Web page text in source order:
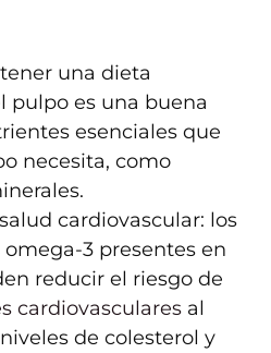
una dieta
pulpo es una buena
esenciales que
necesita, como
cardiovascular: los
omega-3 presentes en
reducir el riesgo de
cardiovasculares al
de colesterol y